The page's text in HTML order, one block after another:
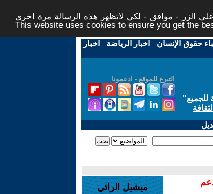
الزر - موافق - لكي لاتظهر هذه الرسالة مرة اخرى -
This website uses cookies to ensure you get the
حقوق الإنسان - اخبار الرياضة - اخبار
التبرع للموقع - ادعمونا
للجميع"
ميشيل الرائي